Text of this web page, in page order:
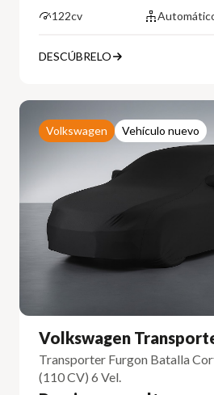
122cv
DESCÚBRELO
Volkswagen Vehículo nuevo
Volkswagen
Transporter Furgon Batalla
(110 CV) 6 Vel.